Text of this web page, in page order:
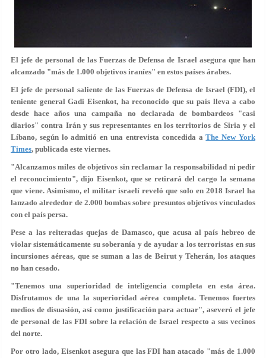
El jefe de personal de las Fuerzas de Defensa de Israel asegura que han
alcanzado "más de 1.000 objetivos iraníes" en estos países árabes.
El jefe de personal saliente de las Fuerzas de Defensa de Israel (FDI), el
teniente general Gadi Eisenkot, ha reconocido que su país lleva a cabo
desde hace años una campaña no declarada de bombardeos "casi
diarios" contra Irán y sus representantes en los territorios de Siria y el
Líbano, según lo admitió en una entrevista concedida aThe New York
Times, publicada este viernes.
"Alcanzamos miles de objetivos sin reclamar la responsabilidad ni pedir
el reconocimiento", dijo Eisenkot, que se retirará del cargo la semana
que viene. Asimismo, el militar israelí reveló que solo en 2018 Israel ha
lanzado alrededor de 2.000 bombas sobre presuntos objetivos vinculados
con el país persa.
Pese a las reiteradas quejas de Damasco, que acusa al país hebreo de
violar sistemáticamente su soberanía y de ayudar a los terroristas en sus
incursiones aéreas, que se suman a las de Beirut y Teherán, los ataques
no han cesado.
"Tenemos una superioridad de inteligencia completa en esta área.
Disfrutamos de una la superioridad aérea completa. Tenemos fuertes
medios de disuasión, así como justificación para actuar", aseveró el jefe
de personal de las FDI sobre la relación de Israel respecto a sus vecinos
del norte.
Por otro lado, Eisenkot asegura que las FDI han atacado "más de 1.000